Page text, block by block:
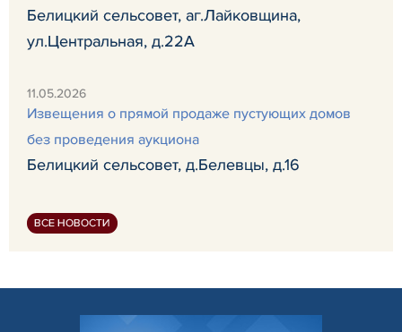
Белицкий сельсовет, аг.Лайковщина,
ул.Центральная, д.22А
11.05.2026
Извещения о прямой продаже пустующих домов
без проведения аукциона
Белицкий сельсовет, д.Белевцы, д.16
ВСЕ НОВОСТИ